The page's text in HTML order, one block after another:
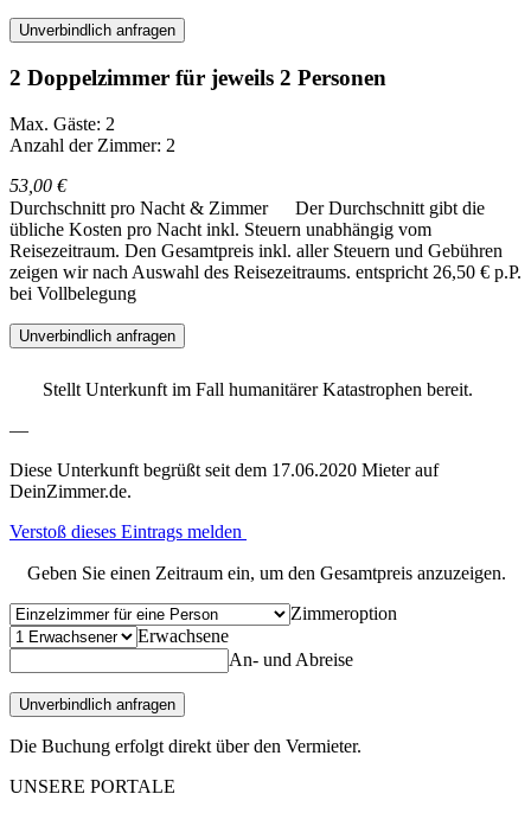
Unverbindlich anfragen
2 Doppelzimmer für jeweils 2 Personen
Max. Gäste: 2
Anzahl der Zimmer: 2
53,00 €
Durchschnitt pro Nacht & Zimmer
Der Durchschnitt gibt die
übliche Kosten pro Nacht inkl. Steuern unabhängig vom
Reisezeitraum. Den Gesamtpreis inkl. aller Steuern und Gebühren
zeigen wir nach Auswahl des Reisezeitraums. entspricht 26,50 € p.P.
bei Vollbelegung
Unverbindlich anfragen
Stellt Unterkunft im Fall humanitärer Katastrophen bereit.
—
Diese Unterkunft begrüßt seit dem 17.06.2020 Mieter auf
DeinZimmer.de.
Verstoß dieses Eintrags melden
Geben Sie einen Zeitraum ein, um den Gesamtpreis anzuzeigen.
Zimmeroption
Erwachsene
An- und Abreise
Unverbindlich anfragen
Die Buchung erfolgt direkt über den Vermieter.
UNSERE PORTALE